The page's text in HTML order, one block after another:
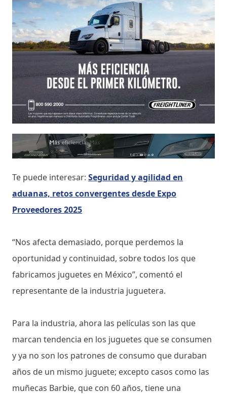
Te puede interesar: Seguridad y agilidad en
aduanas, retos convergentes desde Expo
Proveedores 2025
“Nos afecta demasiado, porque perdemos la
oportunidad y continuidad, sobre todos los que
fabricamos juguetes en México”, comentó el
representante de la industria juguetera.
Para la industria, ahora las películas son las que
marcan tendencia en los juguetes que se consumen
y ya no son los patrones de consumo que duraban
años de un mismo juguete; excepto casos como las
muñecas Barbie, que con 60 años, tiene una